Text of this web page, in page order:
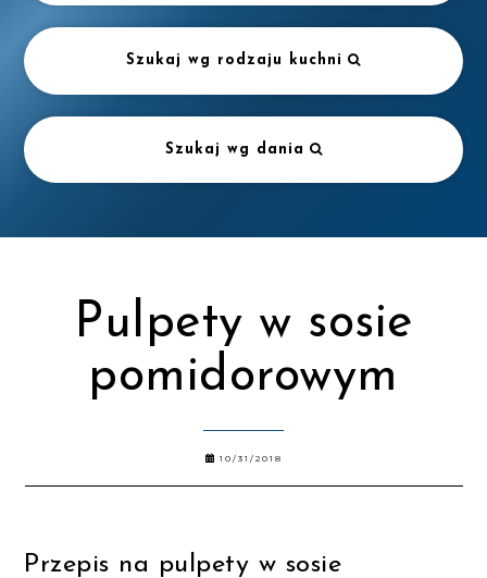
Szukaj wg rodzaju kuchni
Szukaj wg dania
Pulpety w sosie
pomidorowym
10/31/2018
Przepis na pulpety w sosie